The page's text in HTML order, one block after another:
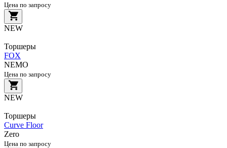
Цена по запросу
NEW
Торшеры
FOX
NEMO
Цена по запросу
NEW
Торшеры
Curve Floor
Zero
Цена по запросу